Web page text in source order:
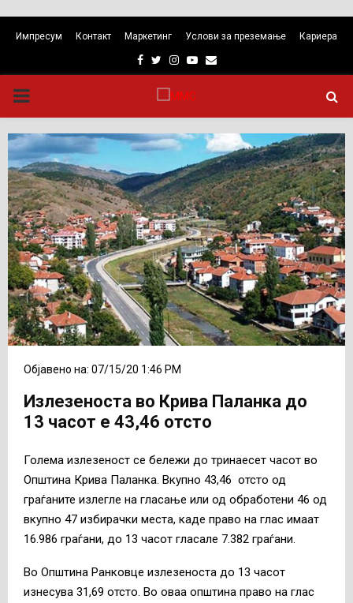
Импресум Контакт Маркетинг Услови за преземање Кариера
Facebook
TwitterInstagram
Youtube
Email
PRIMARY
MENU
Објавено на: 07/15/20 1:46 PM
Излезеноста во Крива Паланка до
13 часот е 43,46 отсто
Голема излезеност се бележи до тринаесет часот во
Општина Крива Паланка. Вкупно 43,46 отсто од
граѓаните излегле на гласање или од обработени 46 од
вкупно 47 избирачки места, каде право на глас имаат
16.986 граѓани, до 13 часот гласале 7.382 граѓани.
Во Општина Ранковце излезеноста до 13 часот
изнесува 31,69 отсто. Во оваа општина право на глас